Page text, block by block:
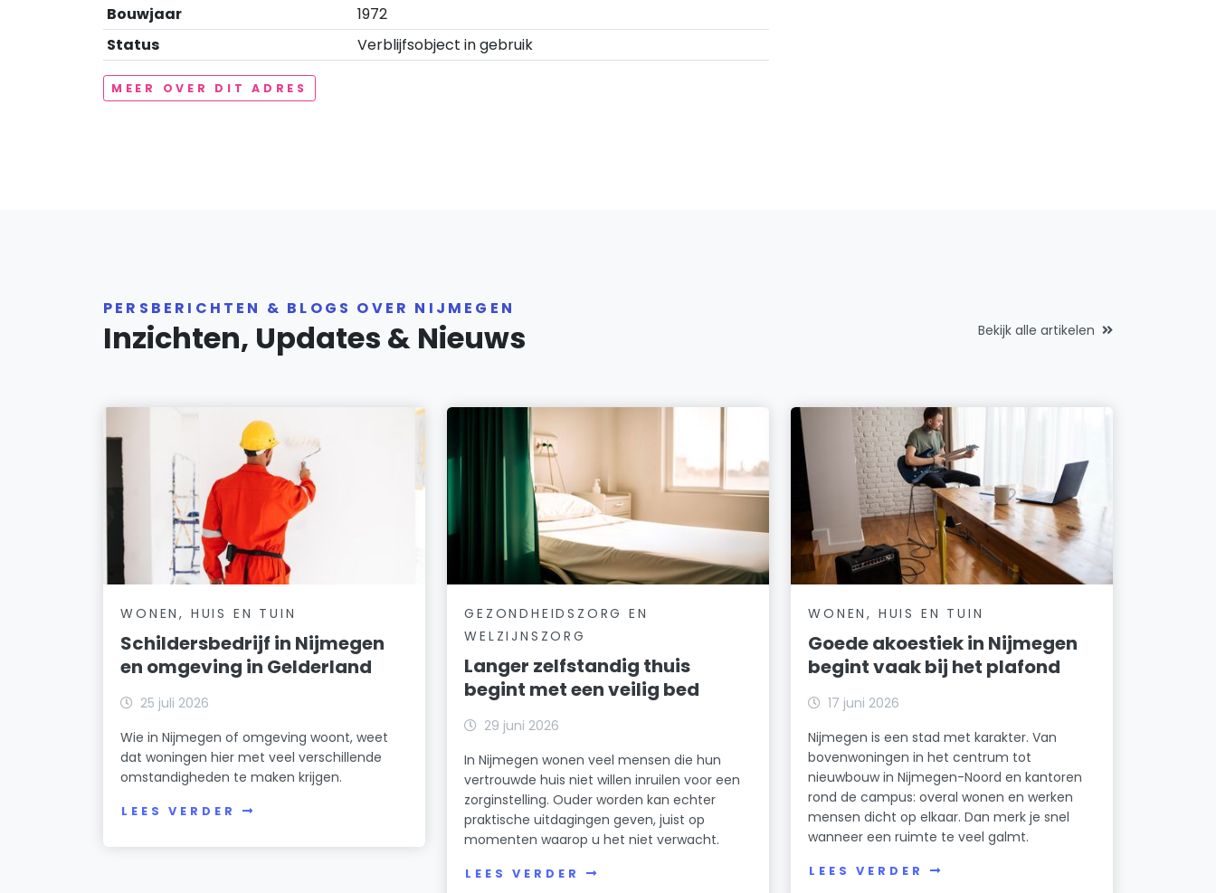
Bouwjaar
1972
Status
Verblijfsobject in gebruik
MEER OVER DIT ADRES
PERSBERICHTEN & BLOGS OVER NIJMEGEN
Inzichten, Updates & Nieuws Bekijk alle artikelen
WONEN, HUIS EN TUIN
Schildersbedrijf in Nijmegen
en omgeving in Gelderland
25 juli 2026
Wie in Nijmegen of omgeving woont, weet
dat woningen hier met veel verschillende
omstandigheden te maken krijgen.
LEES VERDER
GEZONDHEIDSZORG EN
WELZIJNSZORG
Langer zelfstandig thuis
begint met een veilig bed
29 juni 2026
In Nijmegen wonen veel mensen die hun
vertrouwde huis niet willen inruilen voor een
zorginstelling. Ouder worden kan echter
praktische uitdagingen geven, juist op
momenten waarop u het niet verwacht.
LEES VERDER
WONEN, HUIS EN TUIN
Goede akoestiek in Nijmegen
begint vaak bij het plafond
17 juni 2026
Nijmegen is een stad met karakter. Van
bovenwoningen in het centrum tot
nieuwbouw in Nijmegen-Noord en kantoren
rond de campus: overal wonen en werken
mensen dicht op elkaar. Dan merk je snel
wanneer een ruimte te veel galmt.
LEES VERDER